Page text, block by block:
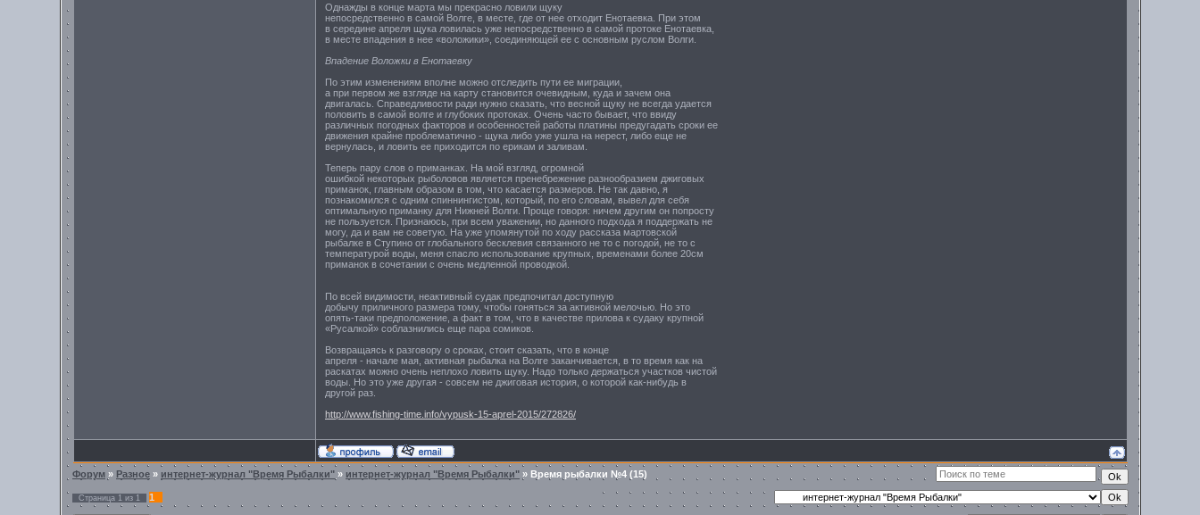
Однажды в конце марта мы прекрасно ловили щуку
непосредственно в самой Волге, в месте, где от нее отходит Енотаевка. При этом
в середине апреля щука ловилась уже непосредственно в самой протоке Енотаевка,
в месте впадения в нее «воложики», соединяющей ее с основным руслом Волги.
Впадение Воложки в Енотаевку
По этим изменениям вполне можно отследить пути ее миграции,
а при первом же взгляде на карту становится очевидным, куда и зачем она
двигалась. Справедливости ради нужно сказать, что весной щуку не всегда удается
половить в самой волге и глубоких протоках. Очень часто бывает, что ввиду
различных погодных факторов и особенностей работы платины предугадать сроки ее
движения крайне проблематично - щука либо уже ушла на нерест, либо еще не
вернулась, и ловить ее приходится по ерикам и заливам.
Теперь пару слов о приманках. На мой взгляд, огромной
ошибкой некоторых рыболовов является пренебрежение разнообразием джиговых
приманок, главным образом в том, что касается размеров. Не так давно, я
познакомился с одним спиннингистом, который, по его словам, вывел для себя
оптимальную приманку для Нижней Волги. Проще говоря: ничем другим он попросту
не пользуется. Признаюсь, при всем уважении, но данного подхода я поддержать не
могу, да и вам не советую. На уже упомянутой по ходу рассказа мартовской
рыбалке в Ступино от глобального бесклевия связанного не то с погодой, не то с
температурой воды, меня спасло использование крупных, временами более 20см
приманок в сочетании с очень медленной проводкой.
По всей видимости, неактивный судак предпочитал доступную
добычу приличного размера тому, чтобы гоняться за активной мелочью. Но это
опять-таки предположение, а факт в том, что в качестве прилова к судаку крупной
«Русалкой» соблазнились еще пара сомиков.
Возвращаясь к разговору о сроках, стоит сказать, что в конце
апреля - начале мая, активная рыбалка на Волге заканчивается, в то время как на
раскатах можно очень неплохо ловить щуку. Надо только держаться участков чистой
воды. Но это уже другая - совсем не джиговая история, о которой как-нибудь в
другой раз.
http://www.fishing-time.info/vypusk-15-aprel-2015/272826/
Форум » Разное » интернет-журнал "Время Рыбалки" » интернет-журнал "Время Рыбалки" » Время рыбалки №4 (15)
Страница 1 из 1 1